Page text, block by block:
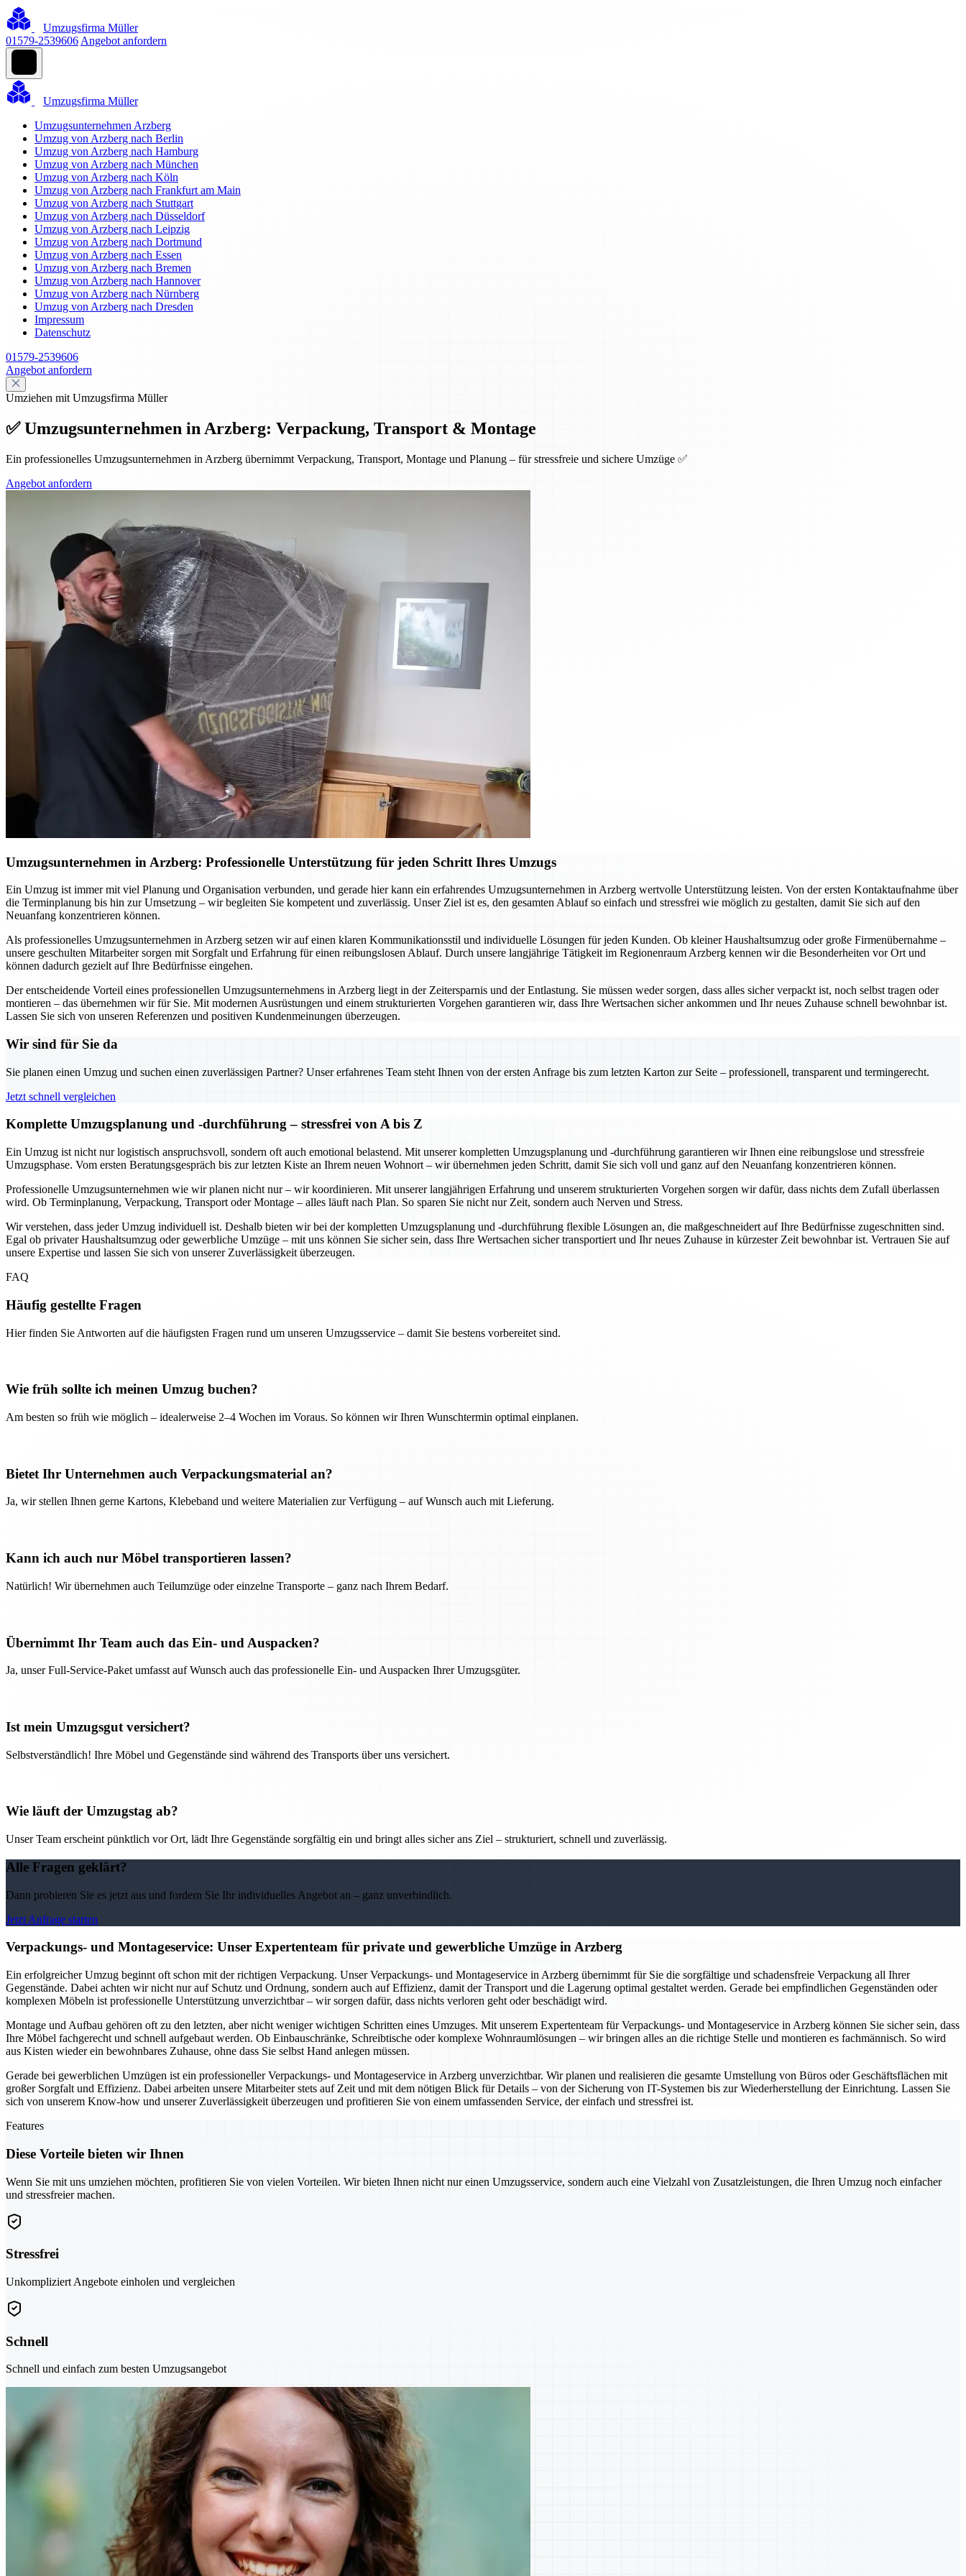
Umzugsfirma Müller
01579-2539606 Angebot anfordern
Umzugsfirma Müller
Umzugsunternehmen Arzberg
Umzug von Arzberg nach Berlin
Umzug von Arzberg nach Hamburg
Umzug von Arzberg nach München
Umzug von Arzberg nach Köln
Umzug von Arzberg nach Frankfurt am Main
Umzug von Arzberg nach Stuttgart
Umzug von Arzberg nach Düsseldorf
Umzug von Arzberg nach Leipzig
Umzug von Arzberg nach Dortmund
Umzug von Arzberg nach Essen
Umzug von Arzberg nach Bremen
Umzug von Arzberg nach Hannover
Umzug von Arzberg nach Nürnberg
Umzug von Arzberg nach Dresden
Impressum
Datenschutz
01579-2539606
Angebot anfordern
Umziehen mit Umzugsfirma Müller
✅ Umzugsunternehmen in Arzberg: Verpackung, Transport & Montage
Ein professionelles Umzugsunternehmen in Arzberg übernimmt Verpackung, Transport, Montage und Planung – für stressfreie und sichere Umzüge ✅
Angebot anfordern
Umzugsunternehmen in Arzberg: Professionelle Unterstützung für jeden Schritt Ihres Umzugs
Ein Umzug ist immer mit viel Planung und Organisation verbunden, und gerade hier kann ein erfahrendes Umzugsunternehmen in Arzberg wertvolle Unterstützung leisten. Von der ersten Kontaktaufnahme über
die Terminplanung bis hin zur Umsetzung – wir begleiten Sie kompetent und zuverlässig. Unser Ziel ist es, den gesamten Ablauf so einfach und stressfrei wie möglich zu gestalten, damit Sie sich auf den
Neuanfang konzentrieren können.
Als professionelles Umzugsunternehmen in Arzberg setzen wir auf einen klaren Kommunikationsstil und individuelle Lösungen für jeden Kunden. Ob kleiner Haushaltsumzug oder große Firmenübernahme –
unsere geschulten Mitarbeiter sorgen mit Sorgfalt und Erfahrung für einen reibungslosen Ablauf. Durch unsere langjährige Tätigkeit im Regionenraum Arzberg kennen wir die Besonderheiten vor Ort und
können dadurch gezielt auf Ihre Bedürfnisse eingehen.
Der entscheidende Vorteil eines professionellen Umzugsunternehmens in Arzberg liegt in der Zeitersparnis und der Entlastung. Sie müssen weder sorgen, dass alles sicher verpackt ist, noch selbst tragen oder
montieren – das übernehmen wir für Sie. Mit modernen Ausrüstungen und einem strukturierten Vorgehen garantieren wir, dass Ihre Wertsachen sicher ankommen und Ihr neues Zuhause schnell bewohnbar ist.
Lassen Sie sich von unseren Referenzen und positiven Kundenmeinungen überzeugen.
Wir sind für Sie da
Sie planen einen Umzug und suchen einen zuverlässigen Partner? Unser erfahrenes Team steht Ihnen von der ersten Anfrage bis zum letzten Karton zur Seite – professionell, transparent und termingerecht.
Jetzt schnell vergleichen
Komplette Umzugsplanung und -durchführung – stressfrei von A bis Z
Ein Umzug ist nicht nur logistisch anspruchsvoll, sondern oft auch emotional belastend. Mit unserer kompletten Umzugsplanung und -durchführung garantieren wir Ihnen eine reibungslose und stressfreie
Umzugsphase. Vom ersten Beratungsgespräch bis zur letzten Kiste an Ihrem neuen Wohnort – wir übernehmen jeden Schritt, damit Sie sich voll und ganz auf den Neuanfang konzentrieren können.
Professionelle Umzugsunternehmen wie wir planen nicht nur – wir koordinieren. Mit unserer langjährigen Erfahrung und unserem strukturierten Vorgehen sorgen wir dafür, dass nichts dem Zufall überlassen
wird. Ob Terminplanung, Verpackung, Transport oder Montage – alles läuft nach Plan. So sparen Sie nicht nur Zeit, sondern auch Nerven und Stress.
Wir verstehen, dass jeder Umzug individuell ist. Deshalb bieten wir bei der kompletten Umzugsplanung und -durchführung flexible Lösungen an, die maßgeschneidert auf Ihre Bedürfnisse zugeschnitten sind.
Egal ob privater Haushaltsumzug oder gewerbliche Umzüge – mit uns können Sie sicher sein, dass Ihre Wertsachen sicher transportiert und Ihr neues Zuhause in kürzester Zeit bewohnbar ist. Vertrauen Sie auf
unsere Expertise und lassen Sie sich von unserer Zuverlässigkeit überzeugen.
FAQ
Häufig gestellte Fragen
Hier finden Sie Antworten auf die häufigsten Fragen rund um unseren Umzugsservice – damit Sie bestens vorbereitet sind.
Wie früh sollte ich meinen Umzug buchen?
Am besten so früh wie möglich – idealerweise 2–4 Wochen im Voraus. So können wir Ihren Wunschtermin optimal einplanen.
Bietet Ihr Unternehmen auch Verpackungsmaterial an?
Ja, wir stellen Ihnen gerne Kartons, Klebeband und weitere Materialien zur Verfügung – auf Wunsch auch mit Lieferung.
Kann ich auch nur Möbel transportieren lassen?
Natürlich! Wir übernehmen auch Teilumzüge oder einzelne Transporte – ganz nach Ihrem Bedarf.
Übernimmt Ihr Team auch das Ein- und Auspacken?
Ja, unser Full-Service-Paket umfasst auf Wunsch auch das professionelle Ein- und Auspacken Ihrer Umzugsgüter.
Ist mein Umzugsgut versichert?
Selbstverständlich! Ihre Möbel und Gegenstände sind während des Transports über uns versichert.
Wie läuft der Umzugstag ab?
Unser Team erscheint pünktlich vor Ort, lädt Ihre Gegenstände sorgfältig ein und bringt alles sicher ans Ziel – strukturiert, schnell und zuverlässig.
Alle Fragen geklärt?
Dann probieren Sie es jetzt aus und fordern Sie Ihr individuelles Angebot an – ganz unverbindlich.
Jetzt Anfrage starten
Verpackungs- und Montageservice: Unser Expertenteam für private und gewerbliche Umzüge in Arzberg
Ein erfolgreicher Umzug beginnt oft schon mit der richtigen Verpackung. Unser Verpackungs- und Montageservice in Arzberg übernimmt für Sie die sorgfältige und schadensfreie Verpackung all Ihrer
Gegenstände. Dabei achten wir nicht nur auf Schutz und Ordnung, sondern auch auf Effizienz, damit der Transport und die Lagerung optimal gestaltet werden. Gerade bei empfindlichen Gegenständen oder
komplexen Möbeln ist professionelle Unterstützung unverzichtbar – wir sorgen dafür, dass nichts verloren geht oder beschädigt wird.
Montage und Aufbau gehören oft zu den letzten, aber nicht weniger wichtigen Schritten eines Umzuges. Mit unserem Expertenteam für Verpackungs- und Montageservice in Arzberg können Sie sicher sein, dass
Ihre Möbel fachgerecht und schnell aufgebaut werden. Ob Einbauschränke, Schreibtische oder komplexe Wohnraumlösungen – wir bringen alles an die richtige Stelle und montieren es fachmännisch. So wird
aus Kisten wieder ein bewohnbares Zuhause, ohne dass Sie selbst Hand anlegen müssen.
Gerade bei gewerblichen Umzügen ist ein professioneller Verpackungs- und Montageservice in Arzberg unverzichtbar. Wir planen und realisieren die gesamte Umstellung von Büros oder Geschäftsflächen mit
großer Sorgfalt und Effizienz. Dabei arbeiten unsere Mitarbeiter stets auf Zeit und mit dem nötigen Blick für Details – von der Sicherung von IT-Systemen bis zur Wiederherstellung der Einrichtung. Lassen Sie
sich von unserem Know-how und unserer Zuverlässigkeit überzeugen und profitieren Sie von einem umfassenden Service, der einfach und stressfrei ist.
Features
Diese Vorteile bieten wir Ihnen
Wenn Sie mit uns umziehen möchten, profitieren Sie von vielen Vorteilen. Wir bieten Ihnen nicht nur einen Umzugsservice, sondern auch eine Vielzahl von Zusatzleistungen, die Ihren Umzug noch einfacher
und stressfreier machen.
Stressfrei
Unkompliziert Angebote einholen und vergleichen
Schnell
Schnell und einfach zum besten Umzugsangebot